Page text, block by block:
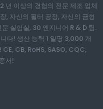
년 이상의 경험의 전문 제조 업체
자신의 필터 공장, 자신의 금형
실험실, 30 엔지니어 R & D 팀.
다! 생산 능력 1 일당 3,000 개
CB, RoHS, SASO, CQC,
서!